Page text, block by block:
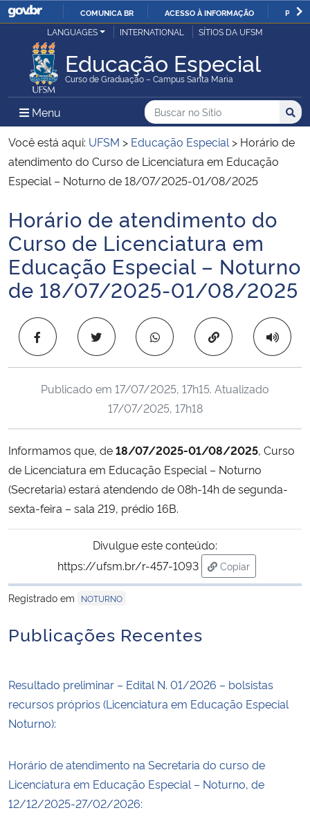
IR
O
COMUNICA BR ACESSO À INFORMAÇÃO
Ministério da Justiça e Segurança Pública
Ministério da Defesa
Ministério das Relações Exteriores
Ministério da Economia
Ministério da Infraestrutura
Ministério da Agricultura, Pecuária e Abastecimento
Ministério da Educação
Ministério da Cidadania
Ministério da Saúde
Ministério de Minas e Energia
Ministério da Ciência, Tecnologia, Inovações e Comunicações
Ministério do Meio Ambiente
Ministério do Turismo
Ministério do Desenvolvimento Regional
Secretaria de Governo
Gabinete de Segurança Institucional
Advocacia-Geral da União
Banco Central do Brasil
LANGUAGES INTERNATIONAL SÍTIOS DA UFSM
Educação Especial
Curso de Graduação – Campus Santa Maria
Menu Menu Principal do Sítio
Busca
Buscar no no Sítio
Busca:
Você está aqui: UFSM > Educação Especial > Horário de
atendimento do Curso de Licenciatura em Educação
Especial – Noturno de 18/07/2025-01/08/2025
Início do conteúdo
Horário de atendimento do
Curso de Licenciatura em
Educação Especial – Noturno
de 18/07/2025-01/08/2025
Copiar para área
Publicado em 17/07/2025, 17h15. Atualizado
17/07/2025, 17h18
Informamos que, de18/07/2025-01/08/2025, Curso
de Licenciatura em Educação Especial – Noturno
(Secretaria) estará atendendo de 08h-14h de segunda-
sexta-feira – sala 219, prédio 16B.
Divulgue este conteúdo:
https://ufsm.br/r-457-1093
Copiar
para área de
Registrado em
NOTURNO
Publicações Recentes
Resultado preliminar – Edital N. 01/2026 – bolsistas
recursos próprios (Licenciatura em Educação Especial
Noturno):
Horário de atendimento na Secretaria do curso de
Licenciatura em Educação Especial – Noturno, de
12/12/2025-27/02/2026: